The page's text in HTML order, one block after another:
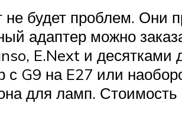
не будет проблем. Они
адаптер можно
E.Next и десятками
G9 на E27 или
для ламп.